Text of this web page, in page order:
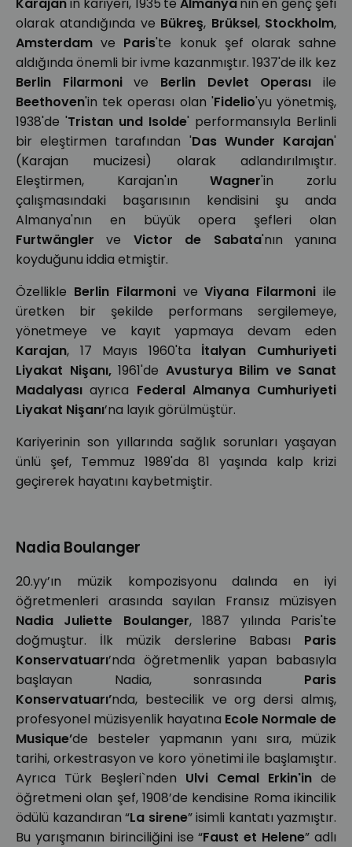
olarak atandığında ve Bükreş, Brüksel, Stockholm,
Amsterdamve Paris'te konuk şef olarak sahne
aldığında önemli bir ivme kazanmıştır. 1937'de ilk kez
Berlin Filarmonive Berlin Devlet Operası ile
Beethoven'in tek operası olan 'Fidelio'yu yönetmiş,
1938'de 'Tristan und Isolde' performansıyla Berlinli
bir eleştirmen tarafından 'Das Wunder Karajan'
(Karajan mucizesi) olarak adlandırılmıştır.
Eleştirmen, Karajan'ınWagner'in zorlu
çalışmasındaki başarısının kendisini şu anda
Almanya'nın en büyük opera şefleri olan
Furtwängler ve Victor de Sabata'nın yanına
koyduğunu iddia etmiştir.
Özellikle Berlin FilarmoniveViyana Filarmoni ile
üretken bir şekilde performans sergilemeye,
yönetmeye ve kayıt yapmaya devam eden
Karajan, 17 Mayıs 1960'ta İtalyan Cumhuriyeti
Liyakat Nişanı, 1961'de Avusturya Bilim ve Sanat
Madalyası ayrıca Federal Almanya Cumhuriyeti
Liyakat Nişanı’na layık görülmüştür.
Kariyerinin son yıllarında sağlık sorunları yaşayan
ünlü şef, Temmuz 1989'da 81 yaşında kalp krizi
geçirerek hayatını kaybetmiştir.
Nadia Boulanger
20.yy’ın müzik kompozisyonu dalında en iyi
öğretmenleri arasında sayılan Fransız müzisyen
Nadia Juliette Boulanger, 1887 yılında Paris'te
doğmuştur. İlk müzik derslerine Babası Paris
Konservatuarı’nda öğretmenlik yapan babasıyla
başlayan Nadia, sonrasında Paris
Konservatuarı’nda, bestecilik ve org dersi almış,
profesyonel müzisyenlik hayatına Ecole Normale de
Musique’de besteler yapmanın yanı sıra, müzik
tarihi, orkestrasyon ve koro yönetimi ile başlamıştır.
Ayrıca Türk Beşleri`nden Ulvi Cemal Erkin'in de
öğretmeni olan şef, 1908’de kendisine Roma ikincilik
ödülü kazandıran “La sirene” isimli kantatı yazmıştır.
Bu yarışmanın birinciliğini ise “Faust et Helene” adlı